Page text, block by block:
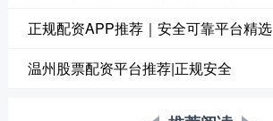
正规配资APP推荐｜安全可靠平台精选
温州股票配资平台推荐|正规安全